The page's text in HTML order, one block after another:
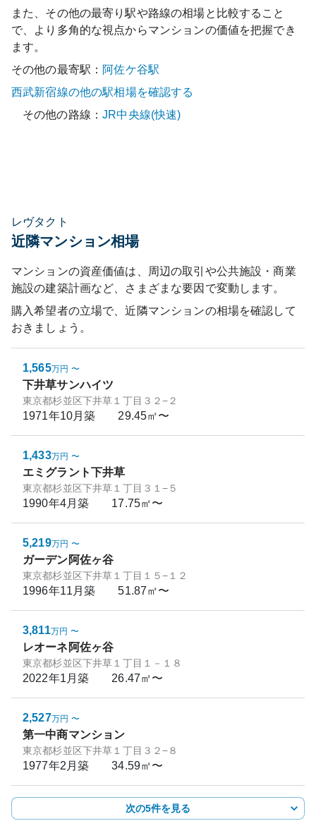
また、その他の最寄り駅や路線の相場と比較すること
で、より多角的な視点からマンションの価値を把握でき
ます。
その他の最寄駅： 阿佐ケ谷駅
西武新宿線の他の駅相場を確認する
その他の路線：JR中央線(快速)
レヴタクト
近隣マンション相場
マンションの資産価値は、周辺の取引や公共施設・商業
施設の建築計画など、さまざまな要因で変動します。
購入希望者の立場で、近隣マンションの相場を確認して
おきましょう。
1,565万円 〜
下井草サンハイツ
東京都杉並区下井草１丁目３２−２
1971年10月築 29.45㎡〜
1,433万円 〜
エミグラント下井草
東京都杉並区下井草１丁目３１−５
1990年4月築 17.75㎡〜
5,219万円 〜
ガーデン阿佐ヶ谷
東京都杉並区下井草１丁目１５−１２
1996年11月築 51.87㎡〜
3,811万円 〜
レオーネ阿佐ヶ谷
東京都杉並区下井草１丁目１－１８
2022年1月築 26.47㎡〜
2,527万円 〜
第一中商マンション
東京都杉並区下井草１丁目３２−８
1977年2月築 34.59㎡〜
次の5件を見る